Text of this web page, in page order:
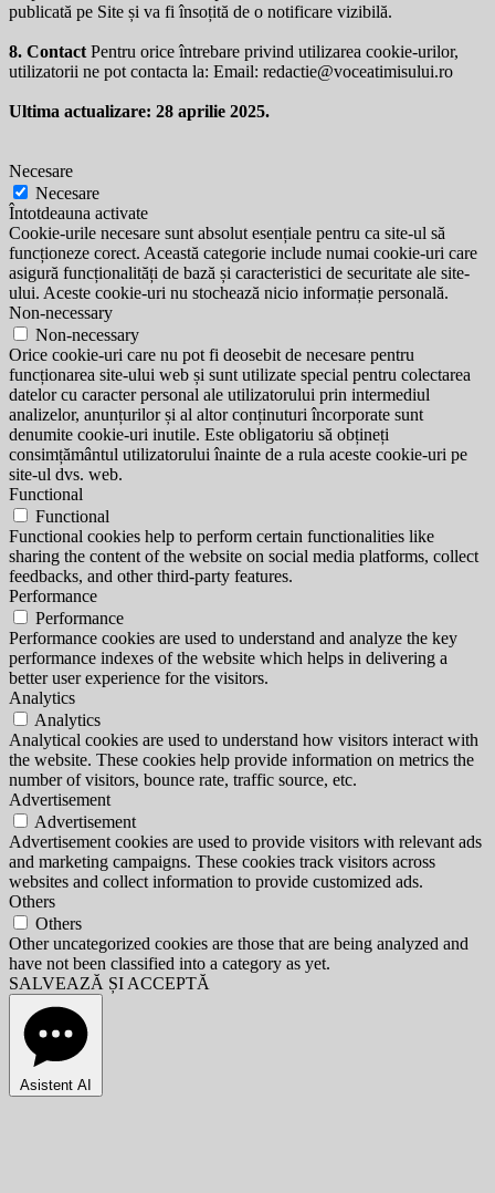
publicată pe Site și va fi însoțită de o notificare vizibilă.
8. Contact Pentru orice întrebare privind utilizarea cookie-urilor,
utilizatorii ne pot contacta la: Email: redactie@voceatimisului.ro
Ultima actualizare: 28 aprilie 2025.
Necesare
Necesare
Întotdeauna activate
Cookie-urile necesare sunt absolut esențiale pentru ca site-ul să
funcționeze corect. Această categorie include numai cookie-uri care
asigură funcționalități de bază și caracteristici de securitate ale site-
ului. Aceste cookie-uri nu stochează nicio informație personală.
Non-necessary
Non-necessary
Orice cookie-uri care nu pot fi deosebit de necesare pentru
funcționarea site-ului web și sunt utilizate special pentru colectarea
datelor cu caracter personal ale utilizatorului prin intermediul
analizelor, anunțurilor și al altor conținuturi încorporate sunt
denumite cookie-uri inutile. Este obligatoriu să obțineți
consimțământul utilizatorului înainte de a rula aceste cookie-uri pe
site-ul dvs. web.
Functional
Functional
Functional cookies help to perform certain functionalities like
sharing the content of the website on social media platforms, collect
feedbacks, and other third-party features.
Performance
Performance
Performance cookies are used to understand and analyze the key
performance indexes of the website which helps in delivering a
better user experience for the visitors.
Analytics
Analytics
Analytical cookies are used to understand how visitors interact with
the website. These cookies help provide information on metrics the
number of visitors, bounce rate, traffic source, etc.
Advertisement
Advertisement
Advertisement cookies are used to provide visitors with relevant ads
and marketing campaigns. These cookies track visitors across
websites and collect information to provide customized ads.
Others
Others
Other uncategorized cookies are those that are being analyzed and
have not been classified into a category as yet.
SALVEAZĂ ȘI ACCEPTĂ
Asistent AI